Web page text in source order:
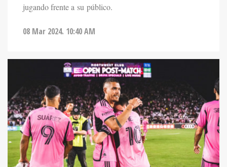
jugando frente a su público.
08 Mar 2024. 10:40 AM